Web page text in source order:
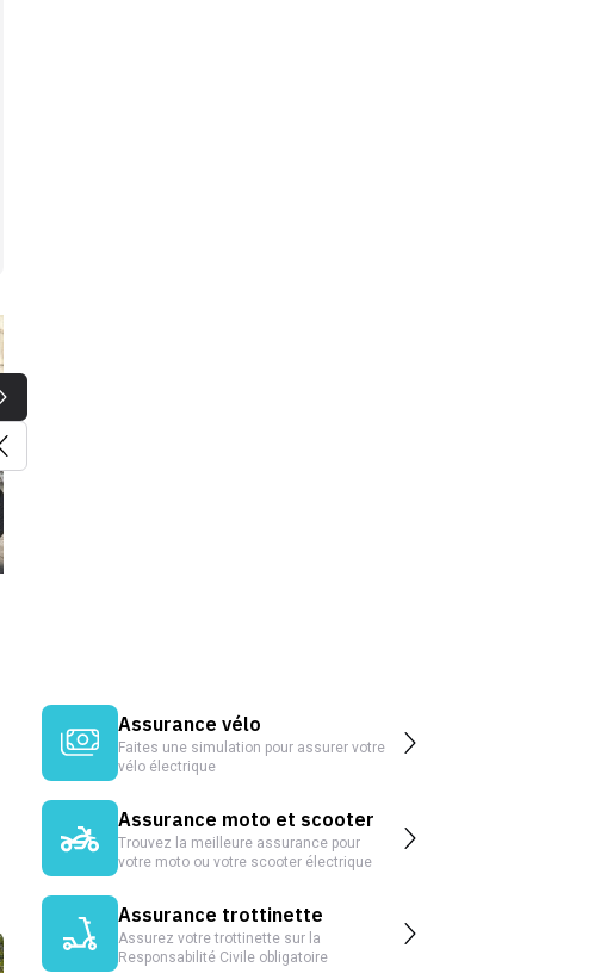
Assurance vélo
Faites une simulation pour assurer votre
vélo électrique
Assurance moto et scooter
Trouvez la meilleure assurance pour
votre moto ou votre scooter électrique
Assurance trottinette
Assurez votre trottinette sur la
Responsabilité Civile obligatoire